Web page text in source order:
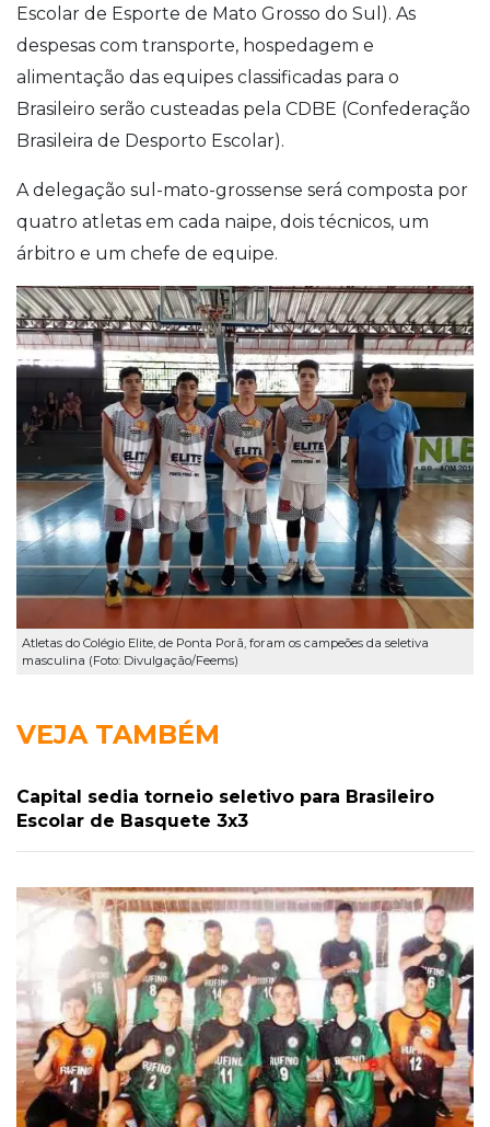
Escolar de Esporte de Mato Grosso do Sul). As
despesas com transporte, hospedagem e
alimentação das equipes classificadas para o
Brasileiro serão custeadas pela CDBE (Confederação
Brasileira de Desporto Escolar).
A delegação sul-mato-grossense será composta por
quatro atletas em cada naipe, dois técnicos, um
árbitro e um chefe de equipe.
Atletas do Colégio Elite, de Ponta Porã, foram os campeões da seletiva
masculina (Foto: Divulgação/Feems)
VEJA TAMBÉM
Capital sedia torneio seletivo para Brasileiro
Escolar de Basquete 3x3